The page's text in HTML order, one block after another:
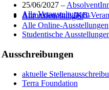
25/06/2027 –
Alle Veranstaltungen
Anmelden zum IKB-
Alle Ausstellungen
Alle Online-Ausstellungen
Studentische
Ausschreibungen
aktuelle
Terra Foundation